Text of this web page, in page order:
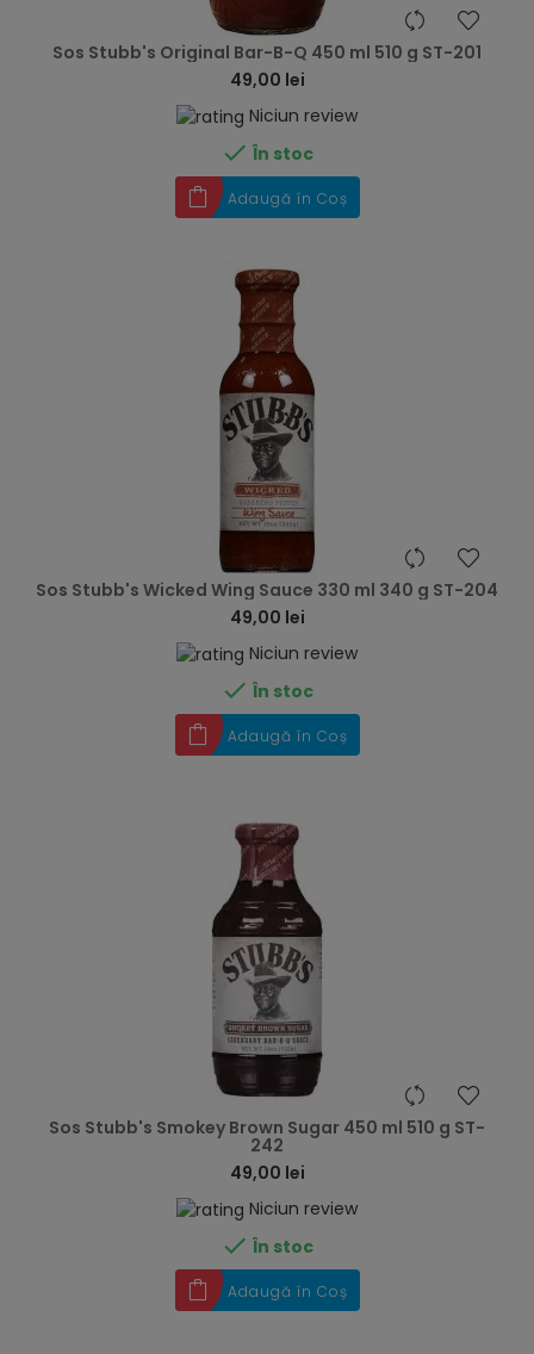
Sos Stubb's Original Bar-B-Q 450 ml 510 g ST-201
49,00 lei
Niciun review
 În stoc
Adaugă în Coș
Sos Stubb's Wicked Wing Sauce 330 ml 340 g ST-204
49,00 lei
Niciun review
 În stoc
Adaugă în Coș
Sos Stubb's Smokey Brown Sugar 450 ml 510 g ST-
242
49,00 lei
Niciun review
 În stoc
Adaugă în Coș